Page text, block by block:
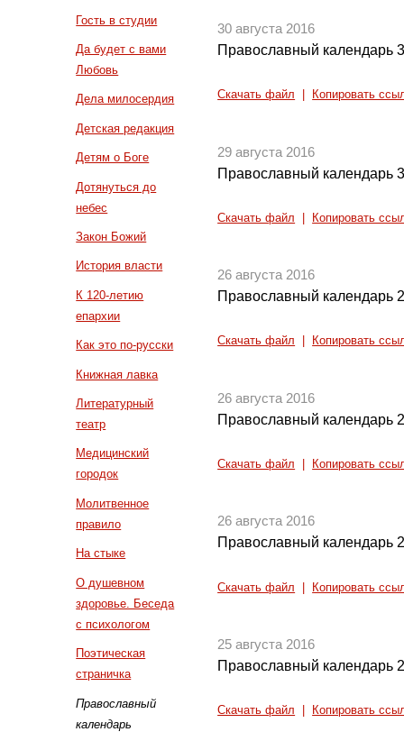
Гость в студии
Да будет с вами
Любовь
Дела милосердия
Детская редакция
Детям о Боге
Дотянуться до
небес
Закон Божий
История власти
К 120-летию
епархии
Как это по-русски
Книжная лавка
Литературный
театр
Медицинский
городок
Молитвенное
правило
На стыке
О душевном
здоровье. Беседа
с психологом
Поэтическая
страничка
Православный
календарь
30 августа 2016
Православный календарь
Скачать файл Копировать
29 августа 2016
Православный календарь
Скачать файл Копировать
26 августа 2016
Православный календарь
Скачать файл Копировать
26 августа 2016
Православный календарь
Скачать файл Копировать
26 августа 2016
Православный календарь
Скачать файл Копировать
25 августа 2016
Православный календарь
Скачать файл Копировать